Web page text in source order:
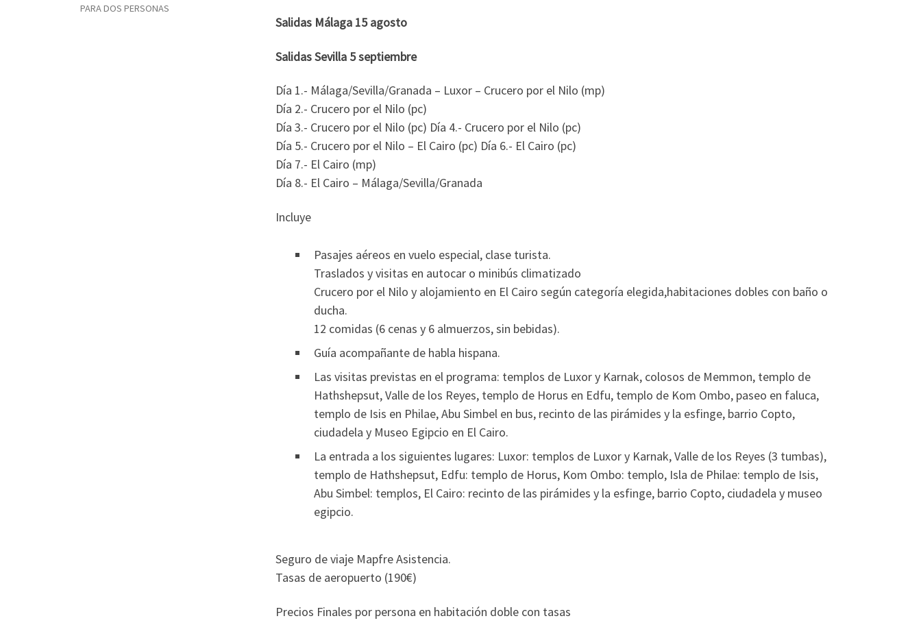
Salidas Málaga 15 agosto
Salidas Sevilla 5 septiembre
Día 1.- Málaga/Sevilla/Granada – Luxor – Crucero por el Nilo (mp)
Día 2.- Crucero por el Nilo (pc)
Día 3.- Crucero por el Nilo (pc) Día 4.- Crucero por el Nilo (pc)
Día 5.- Crucero por el Nilo – El Cairo (pc) Día 6.- El Cairo (pc)
Día 7.- El Cairo (mp)
Día 8.- El Cairo – Málaga/Sevilla/Granada
Incluye
Pasajes aéreos en vuelo especial, clase turista.
Traslados y visitas en autocar o minibús climatizado
Crucero por el Nilo y alojamiento en El Cairo según categoría elegida,habitaciones dobles con baño o
ducha.
12 comidas (6 cenas y 6 almuerzos, sin bebidas).
Guía acompañante de habla hispana.
Las visitas previstas en el programa: templos de Luxor y Karnak, colosos de Memmon, templo de
Hathshepsut, Valle de los Reyes, templo de Horus en Edfu, templo de Kom Ombo, paseo en faluca,
templo de Isis en Philae, Abu Simbel en bus, recinto de las pirámides y la esfinge, barrio Copto,
ciudadela y Museo Egipcio en El Cairo.
La entrada a los siguientes lugares: Luxor: templos de Luxor y Karnak, Valle de los Reyes (3 tumbas),
templo de Hathshepsut, Edfu: templo de Horus, Kom Ombo: templo, Isla de Philae: templo de Isis,
Abu Simbel: templos, El Cairo: recinto de las pirámides y la esfinge, barrio Copto, ciudadela y museo
egipcio.
Seguro de viaje Mapfre Asistencia.
Tasas de aeropuerto (190€)
Precios Finales por persona en habitación doble con tasas
PARA DOS PERSONAS